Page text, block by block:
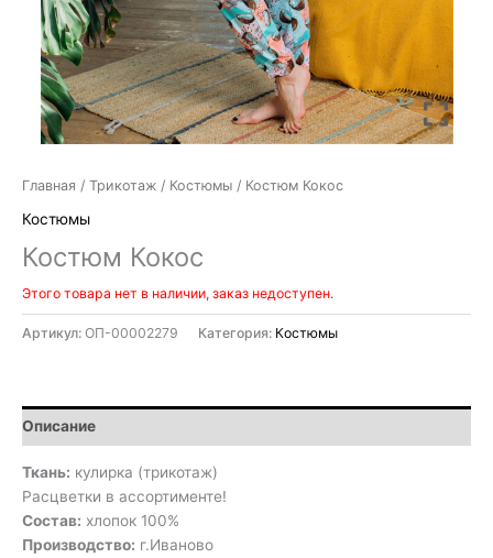
Главная / Трикотаж / Костюмы / Костюм Кокос
Костюмы
Костюм Кокос
Этого товара нет в наличии, заказ недоступен.
Артикул: ОП-00002279 Категория: Костюмы
Описание
Ткань: кулирка (трикотаж)
Расцветки в ассортименте!
Состав: хлопок 100%
Производство: г.Иваново